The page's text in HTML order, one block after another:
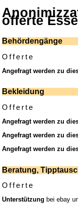
offerte
Behördengänge
Offerte
Angefragt werden zu
Bekleidung
Offerte
Angefragt werden zu
Angefragt werden zu
Angefragt werden zu
Beratung,
Offerte
Unterstützung bei ebay